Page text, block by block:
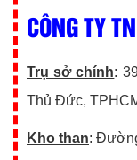
CÔNG TY
Trụ sở chính:
Thủ Đức,
Kho than: